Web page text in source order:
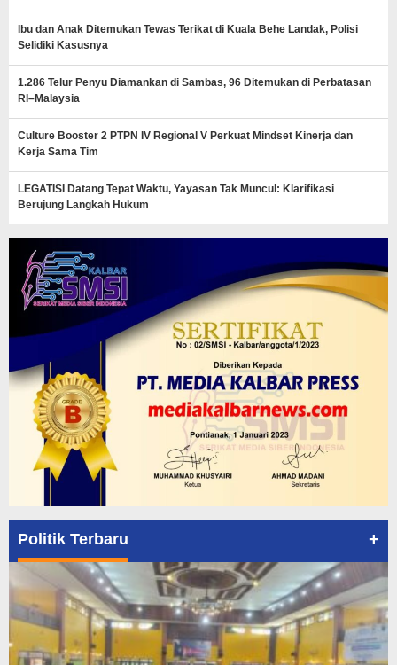
Ibu dan Anak Ditemukan Tewas Terikat di Kuala Behe Landak, Polisi
Selidiki Kasusnya
1.286 Telur Penyu Diamankan di Sambas, 96 Ditemukan di Perbatasan
RI–Malaysia
Culture Booster 2 PTPN IV Regional V Perkuat Mindset Kinerja dan
Kerja Sama Tim
LEGATISI Datang Tepat Waktu, Yayasan Tak Muncul: Klarifikasi
Berujung Langkah Hukum
Politik Terbaru +